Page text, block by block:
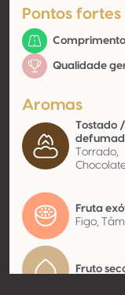
Pontos fortes
Comprimento
Qualidade
Aromas
Tostado /
Torrado,
Fruta
Figo,
Fruto